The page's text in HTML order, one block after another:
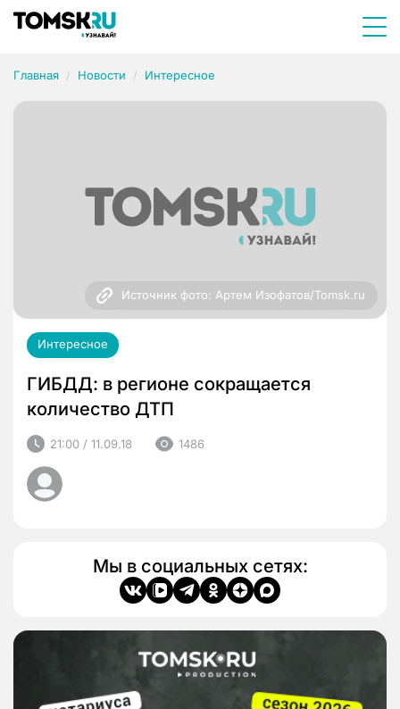
Главная Новости Интересное
Источник фото: Артем Изофатов/Tomsk.ru
Интересное
ГИБДД: в регионе сокращается
количество ДТП
21:00 / 11.09.18 1486
Мы в социальных сетях: